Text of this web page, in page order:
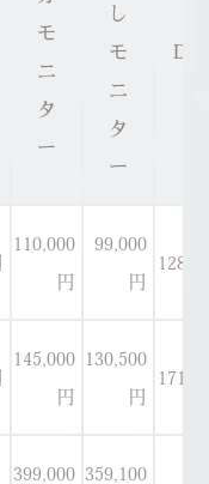
モ
ニ
タ
ー
し
モ
ニ
タ
ー
110,000
円
99,000
円
145,000
円
130,500
円
399,000 359,100